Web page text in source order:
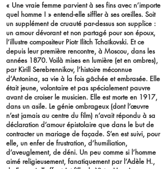
« Une vraie femme parvient à ses fins avec n’importe
quel homme ! » entend-elle siffler à ses oreilles. Soit
un supplément de cruauté par-dessus son supplice :
un amour dévorant et non partagé pour son époux,
l’illustre compositeur Piotr Ilitch Tchaïkovski. Et ce
depuis leur première rencontre, à Moscou, dans les
années 1870. Voilà mises en lumière (et en ombres),
par Kirill Serebrennikov, l’histoire méconnue
d’Antonina, sa vie à la fois gâchée et embrasée. Elle
était jeune, volontaire et pas spécialement pauvre
avant de croiser le musicien. Elle est morte en 1917,
dans un asile. Le génie ombrageux (dont l’œuvre
n’est jamais au centre du film) n’avait répondu à sa
déclaration d’amour épistolaire que dans le but de
contracter un mariage de façade. S’en est suivi, pour
elle, un enfer de frustration, d’humiliation,
d’aveuglement, de déni. Un peu comme si l’homme
aimé religieusement, fanatiquement par l’Adèle H.,